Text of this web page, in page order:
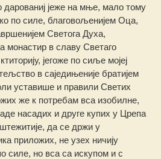
дарованиј јеже на мње, мало тому
по силе, благовољенијем Оца,
Светога Духа,
монастир в славу Светаго
јегоже по сиље мојеј
в саједињеније братијем
уставише и правили Светих
же к потребам вса изобилне,
насадих и друге купих у Црепа
да се држи у
приложих, не узех ничију
силе, но вса са искупом и с